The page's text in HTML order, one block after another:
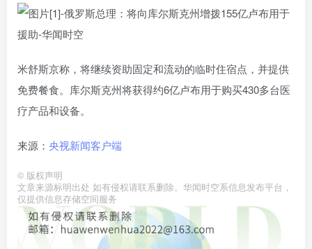
米舒斯京称，将继续资助固定和流动的临时住宿点，并提供
免费餐食。库尔斯克州将获得约6亿卢布用于购买430多台医
疗产品和设备。
来源： 央视新闻客户端
© 版权声明
文章来源标明出处 如有侵权请联系删除。华闻时空系信息发布平台，
仅提供信息存储空间服务